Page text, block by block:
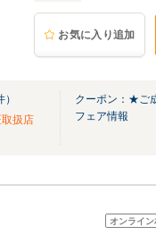
お気に入り追加
）
扱店
クーポン：★ご
フェア情報
オンライ